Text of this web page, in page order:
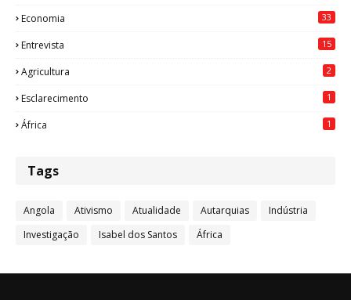
Economia 33
Entrevista 15
Agricultura 2
Esclarecimento 1
África 1
Tags
Angola Ativismo Atualidade Autarquias
Indústria
Investigação
Isabel dos Santos África